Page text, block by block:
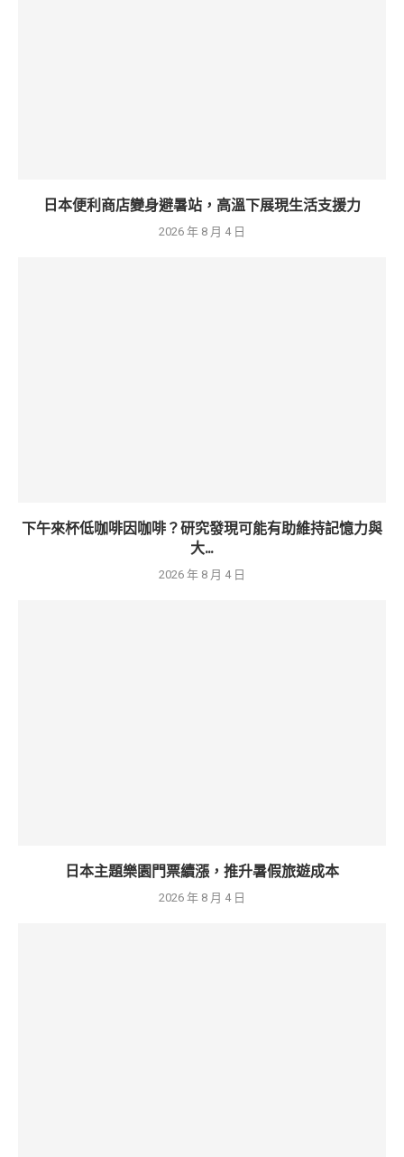
日本便利商店變身避暑站，高溫下展現生活支援力
2026 年 8 月 4 日
下午來杯低咖啡因咖啡？研究發現可能有助維持記憶力與
大...
2026 年 8 月 4 日
日本主題樂園門票續漲，推升暑假旅遊成本
2026 年 8 月 4 日